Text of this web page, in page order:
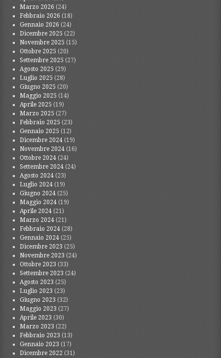
Marzo 2026 (24)
Febbraio 2026 (18)
Gennaio 2026 (24)
Dicembre 2025 (22)
Novembre 2025 (15)
Ottobre 2025 (20)
Settembre 2025 (27)
Agosto 2025 (29)
Luglio 2025 (28)
Giugno 2025 (20)
Maggio 2025 (14)
Aprile 2025 (19)
Marzo 2025 (27)
Febbraio 2025 (23)
Gennaio 2025 (12)
Dicembre 2024 (19)
Novembre 2024 (16)
Ottobre 2024 (24)
Settembre 2024 (24)
Agosto 2024 (23)
Luglio 2024 (19)
Giugno 2024 (25)
Maggio 2024 (19)
Aprile 2024 (21)
Marzo 2024 (21)
Febbraio 2024 (28)
Gennaio 2024 (25)
Dicembre 2023 (25)
Novembre 2023 (24)
Ottobre 2023 (33)
Settembre 2023 (24)
Agosto 2023 (25)
Luglio 2023 (23)
Giugno 2023 (32)
Maggio 2023 (27)
Aprile 2023 (30)
Marzo 2023 (22)
Febbraio 2023 (13)
Gennaio 2023 (17)
Dicembre 2022 (31)